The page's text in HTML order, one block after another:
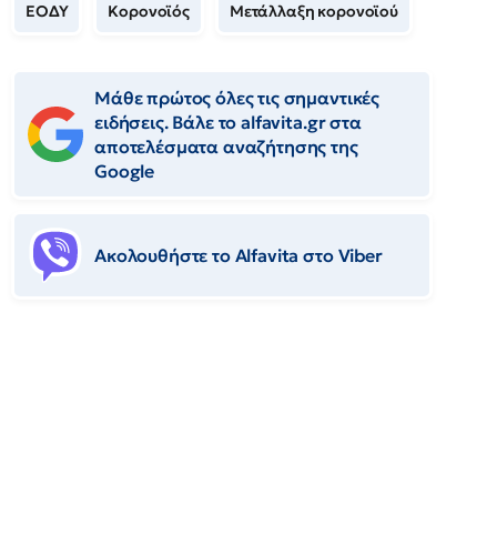
ΕΟΔΥ Κορονοϊός Μετάλλαξη κορονοϊού
Μάθε πρώτος όλες τις σημαντικές
ειδήσεις. Βάλε το alfavita.gr στα
αποτελέσματα αναζήτησης της
Google
Ακολουθήστε το Αlfavita στο Viber